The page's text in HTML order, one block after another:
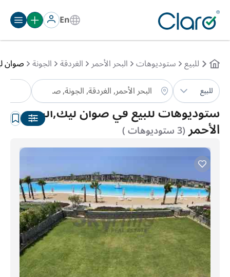
En
للبيع ستوديوهات البحر الأحمر الغردقة الجونة صوان
للبيع
ستوديوهات للبيع في صوان ليك,البحر
الأحمر(3 ستوديوهات )
الترتيب:تلقائي